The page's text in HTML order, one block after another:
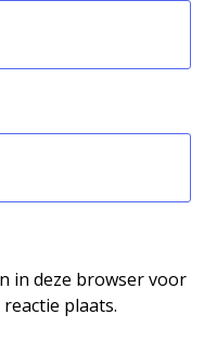
in deze browser voor
plaats.